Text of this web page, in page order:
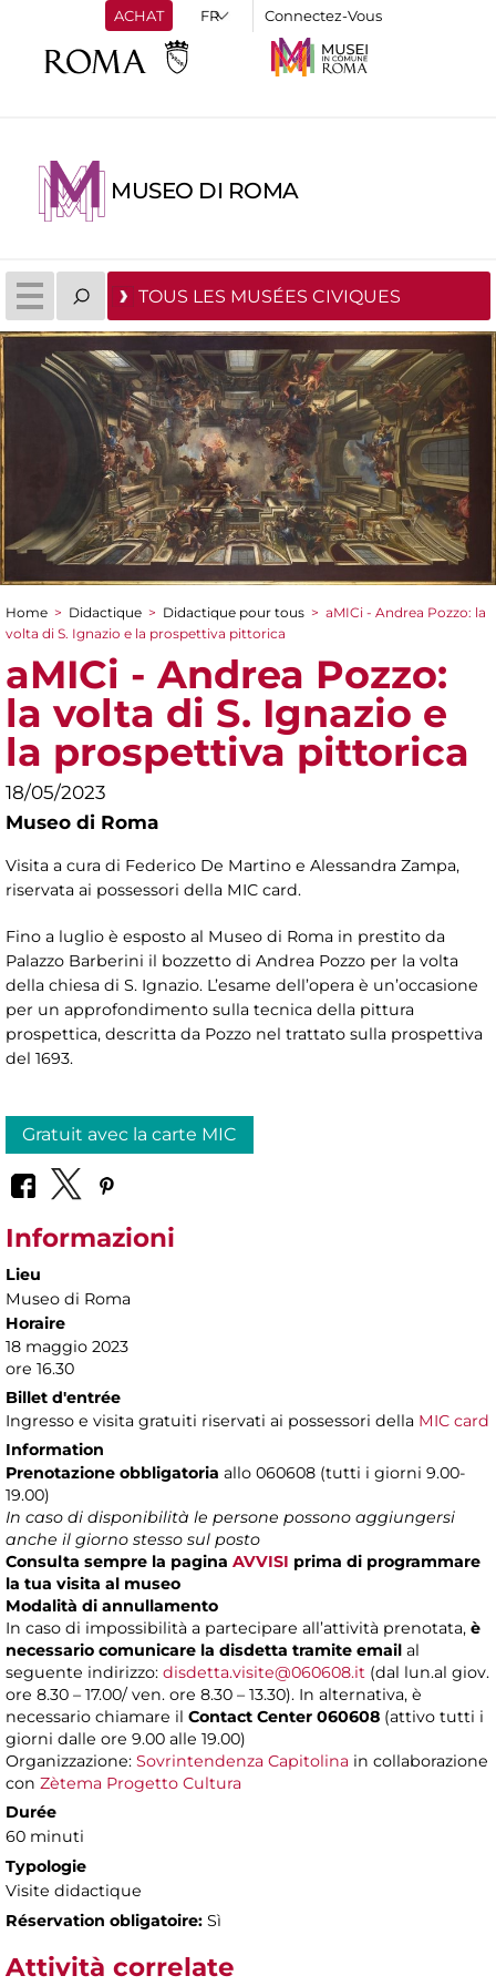
ACHAT Connectez-Vous
MUSEO DI ROMA
TOUS LES MUSÉES CIVIQUES
You are here
Home > Didactique > Didactique pour tous > aMICi - Andrea Pozzo: la
volta di S. Ignazio e la prospettiva pittorica
aMICi - Andrea Pozzo:
la volta di S. Ignazio e
la prospettiva pittorica
18/05/2023
Museo di Roma
Visita a cura di Federico De Martino e Alessandra Zampa,
riservata ai possessori della MIC card.
Fino a luglio è esposto al Museo di Roma in prestito da
Palazzo Barberini il bozzetto di Andrea Pozzo per la volta
della chiesa di S. Ignazio. L’esame dell’opera è un’occasione
per un approfondimento sulla tecnica della pittura
prospettica, descritta da Pozzo nel trattato sulla prospettiva
del 1693.
Gratuit avec la carte MIC
Informazioni
Lieu
Museo di Roma
Horaire
18 maggio 2023
ore 16.30
Billet d'entrée
Ingresso e visita gratuiti riservati ai possessori della MIC card
Information
Prenotazione obbligatoria allo 060608 (tutti i giorni 9.00-
19.00)
In caso di disponibilità le persone possono aggiungersi
anche il giorno stesso sul posto
Consulta sempre la pagina AVVISI prima di programmare
la tua visita al museo
Modalità di annullamento
In caso di impossibilità a partecipare all’attività prenotata, è
necessario comunicare la disdetta tramite email al
seguente indirizzo: disdetta.visite@060608.it (dal lun.al giov.
ore 8.30 – 17.00/ ven. ore 8.30 – 13.30). In alternativa, è
necessario chiamare il Contact Center 060608 (attivo tutti i
giorni dalle ore 9.00 alle 19.00)
Organizzazione: Sovrintendenza Capitolina in collaborazione
con Zètema Progetto Cultura
Durée
60 minuti
Typologie
Visite didactique
Réservation obligatoire: Sì
Attività correlate